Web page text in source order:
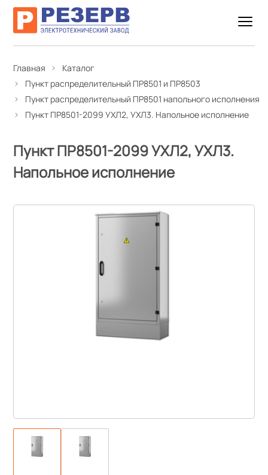
Главная
Каталог
Пункт распределительный ПР8501 и ПР8503
Пункт распределительный ПР8501 напольного исполнения
Пункт ПР8501-2099 УХЛ2, УХЛ3. Напольное исполнение
Пункт ПР8501-2099 УХЛ2, УХЛ3.
Напольное исполнение